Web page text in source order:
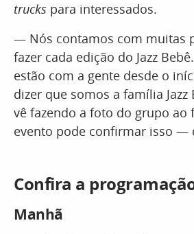
trucks para interessados.
— Nós contamos com muitas
fazer cada edição do Jazz
estão com a gente desde o
dizer que somos a família Jazz
vê fazendo a foto do grupo ao
evento pode confirmar isso —
Confira a
Manhã